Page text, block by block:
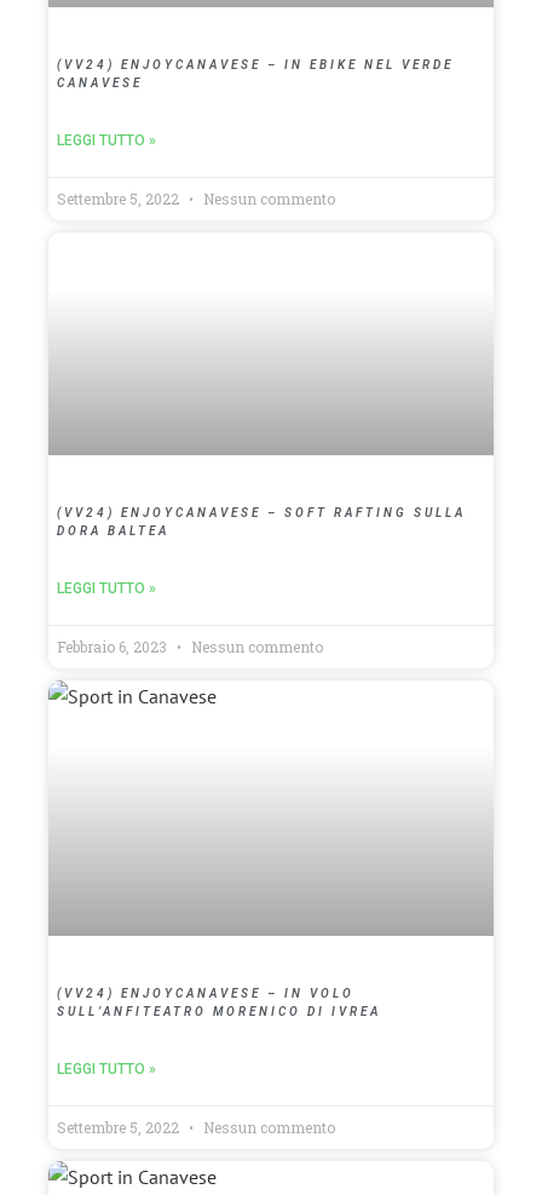
(VV24) ENJOYCANAVESE – IN EBIKE NEL VERDE
CANAVESE
LEGGI TUTTO »
Settembre 5, 2022 Nessun commento
(VV24) ENJOYCANAVESE – SOFT RAFTING SULLA
DORA BALTEA
LEGGI TUTTO »
Febbraio 6, 2023 Nessun commento
(VV24) ENJOYCANAVESE – IN VOLO
SULL’ANFITEATRO MORENICO DI IVREA
LEGGI TUTTO »
Settembre 5, 2022 Nessun commento